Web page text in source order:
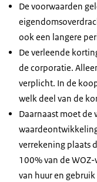
De voorwaarden
ook een langere
De verleende
de corporatie.
verplicht. In de
welk deel van de
Daarnaast moet
verrekening plaats
100% van de
van huur en